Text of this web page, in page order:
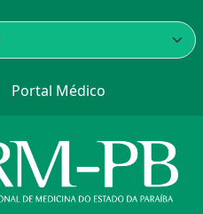
Portal Médico